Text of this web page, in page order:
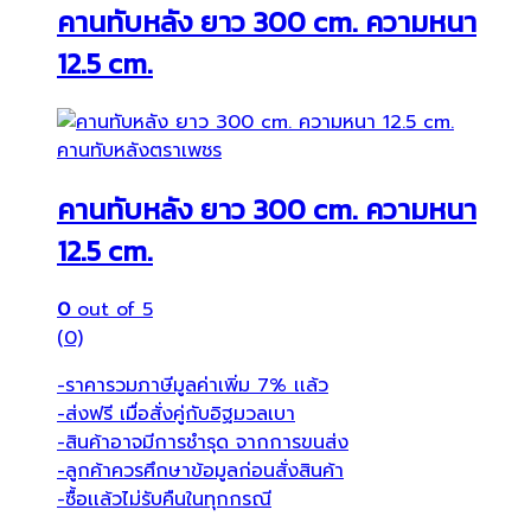
คานทับหลัง ยาว 300 cm. ความหนา
12.5 cm.
คานทับหลังตราเพชร
คานทับหลัง ยาว 300 cm. ความหนา
12.5 cm.
0out of 5
(0)
-ราคารวมภาษีมูลค่าเพิ่ม 7% เเล้ว
-ส่งฟรี เมื่อสั่งคู่กับอิฐมวลเบา
-สินค้าอาจมีการชำรุด จากการขนส่ง
-ลูกค้าควรศึกษาข้อมูลก่อนสั่งสินค้า
-ซื้อเเล้วไม่รับคืนในทุกกรณี